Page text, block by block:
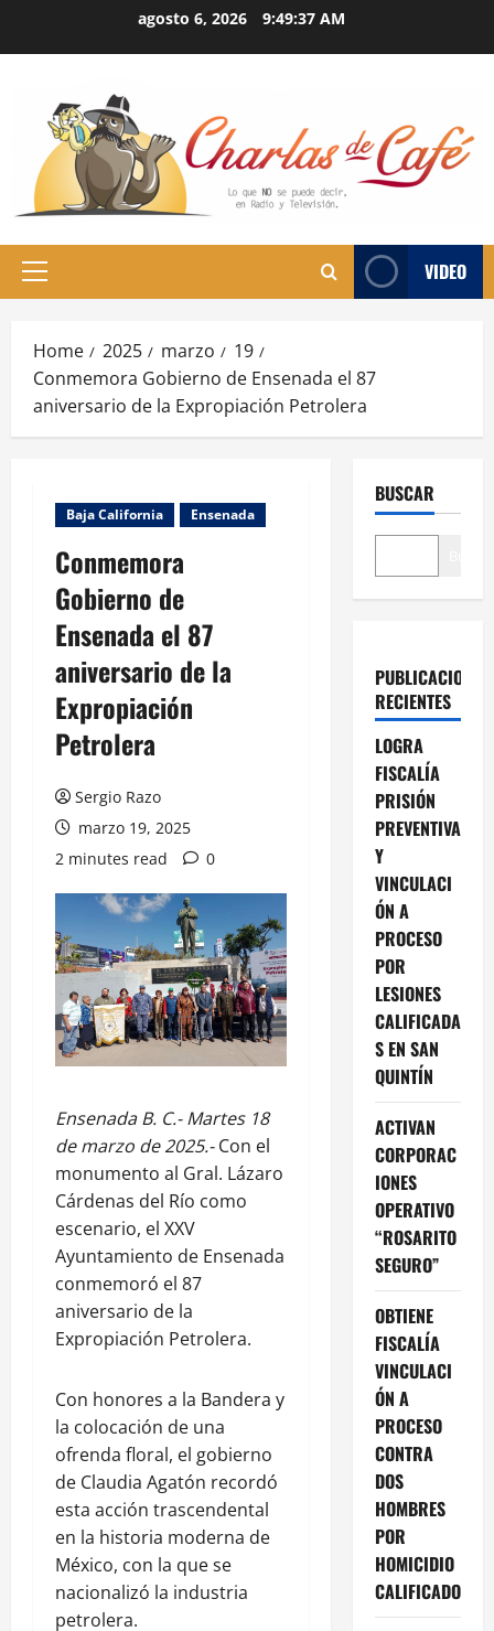
agosto 6, 2026 9:49:38 AM
Primary
VIDEO
Home 2025 marzo
19
Conmemora Gobierno de Ensenada el 87
aniversario de la Expropiación Petrolera
Baja California Ensenada
Conmemora
Gobierno de
Ensenada el 87
aniversario de la
Expropiación
Petrolera
Sergio Razo
marzo 19, 2025
2 minutes read
0
Ensenada B. C.- Martes 18
de marzo de 2025.-Con el
monumento al Gral. Lázaro
Cárdenas del Río como
escenario, el XXV
Ayuntamiento de Ensenada
conmemoró el 87
aniversario de la
Expropiación Petrolera.
Con honores a la Bandera y
la colocación de una
ofrenda floral, el gobierno
de Claudia Agatón recordó
esta acción trascendental
en la historia moderna de
México, con la que se
nacionalizó la industria
petrolera.
BUSCAR
PUBLICACIONES
RECIENTES
LOGRA
FISCALÍA
PRISIÓN
PREVENTIVA
Y
VINCULACI
ÓN A
PROCESO
POR
LESIONES
CALIFICADA
S EN SAN
QUINTÍN
ACTIVAN
CORPORAC
IONES
OPERATIVO
“ROSARITO
SEGURO”
OBTIENE
FISCALÍA
VINCULACI
ÓN A
PROCESO
CONTRA
DOS
HOMBRES
POR
HOMICIDIO
CALIFICADO